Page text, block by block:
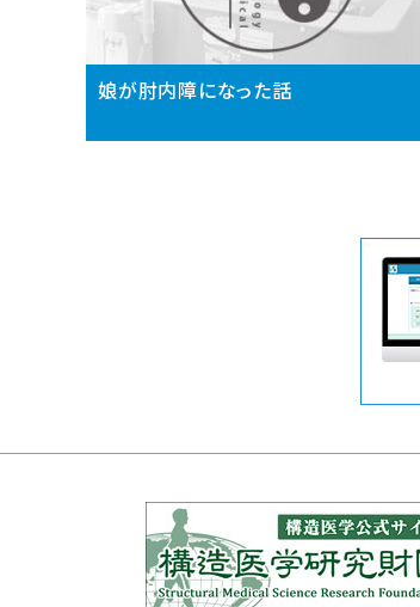
娘が肘内障になった話